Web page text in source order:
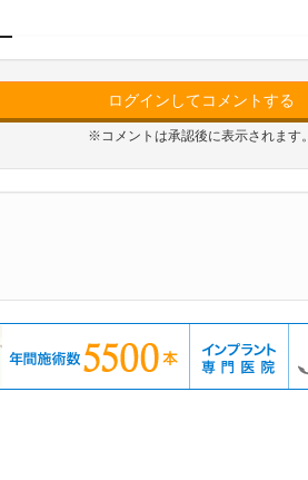
ログインしてコメントする
※コメントは承認後に表示されます。